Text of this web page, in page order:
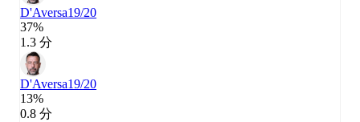
D'Aversa19/20
37%
1.3 分
D'Aversa19/20
13%
0.8 分